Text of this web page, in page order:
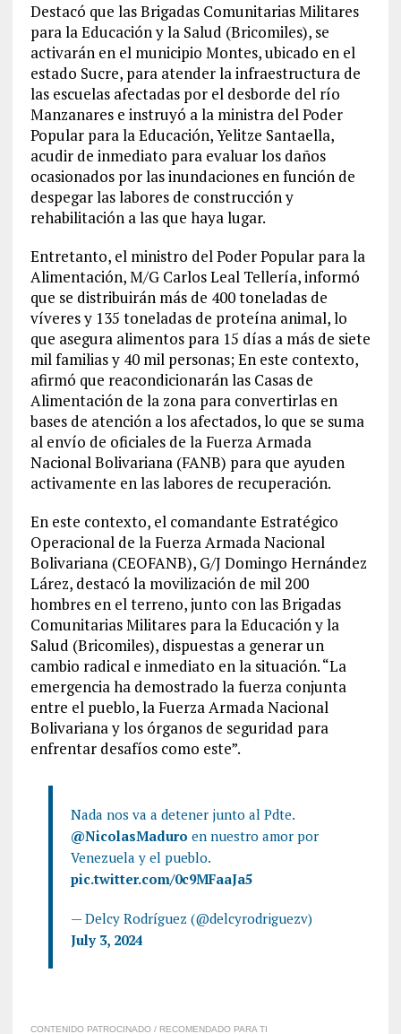
Destacó que las Brigadas Comunitarias Militares
para la Educación y la Salud (Bricomiles), se
activarán en el municipio Montes, ubicado en el
estado Sucre, para atender la infraestructura de
las escuelas afectadas por el desborde del río
Manzanares e instruyó a la ministra del Poder
Popular para la Educación, Yelitze Santaella,
acudir de inmediato para evaluar los daños
ocasionados por las inundaciones en función de
despegar las labores de construcción y
rehabilitación a las que haya lugar.
Entretanto, el ministro del Poder Popular para la
Alimentación, M/G Carlos Leal Tellería, informó
que se distribuirán más de 400 toneladas de
víveres y 135 toneladas de proteína animal, lo
que asegura alimentos para 15 días a más de siete
mil familias y 40 mil personas; En este contexto,
afirmó que reacondicionarán las Casas de
Alimentación de la zona para convertirlas en
bases de atención a los afectados, lo que se suma
al envío de oficiales de la Fuerza Armada
Nacional Bolivariana (FANB) para que ayuden
activamente en las labores de recuperación.
En este contexto, el comandante Estratégico
Operacional de la Fuerza Armada Nacional
Bolivariana (CEOFANB), G/J Domingo Hernández
Lárez, destacó la movilización de mil 200
hombres en el terreno, junto con las Brigadas
Comunitarias Militares para la Educación y la
Salud (Bricomiles), dispuestas a generar un
cambio radical e inmediato en la situación. “La
emergencia ha demostrado la fuerza conjunta
entre el pueblo, la Fuerza Armada Nacional
Bolivariana y los órganos de seguridad para
enfrentar desafíos como este”.
Nada nos va a detener junto al Pdte.
@NicolasMaduro en nuestro amor por
Venezuela y el pueblo.
pic.twitter.com/0c9MFaaJa5
— Delcy Rodríguez (@delcyrodriguezv)
July 3, 2024
CONTENIDO PATROCINADO / RECOMENDADO PARA TI